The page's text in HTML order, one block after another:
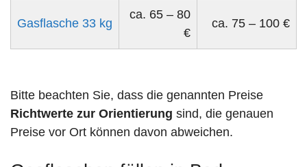
Gasflasche 33 kg
ca. 65 – 80
€
ca. 75 – 100 €
Bitte beachten Sie, dass die genannten Preise
Richtwerte zur Orientierung sind, die genauen
Preise vor Ort können davon abweichen.